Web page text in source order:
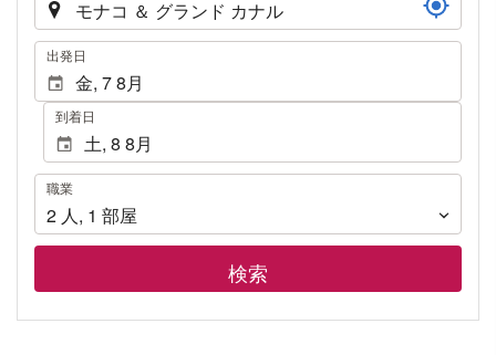
. 出発日
到着日
職
業
職業
2 人, 1 部屋
検索